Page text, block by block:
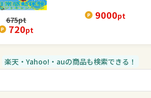
675pt
720pt
9000pt
楽天・Yahoo!・auの商品も検索できる！